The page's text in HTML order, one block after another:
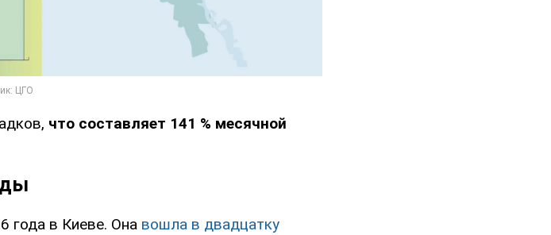
что составляет 141 % месячной
года в Киеве. Она вошла в двадцатку